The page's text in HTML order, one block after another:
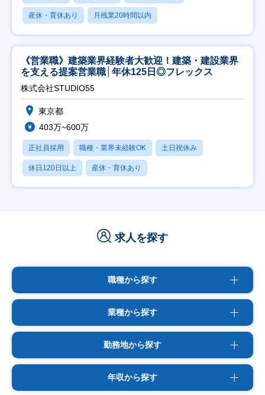
産休・育休あり 月残業20時間以内
《営業職》建築業界経験者大歓迎！建築・建設業界
を支える提案営業職│年休125日◎フレックス
株式会社STUDIO55
東京都
403万~600万
正社員採用 職種・業界未経験OK 土日祝休み
休日120日以上 産休・育休あり
求人を探す
職種から探す
業種から探す
勤務地から探す
年収から探す